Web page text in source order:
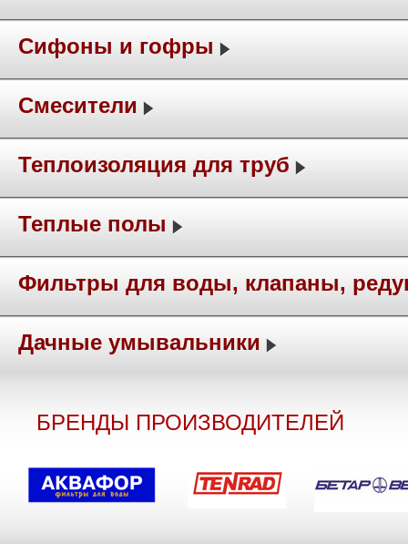
Сифоны и гофры
Смесители
Теплоизоляция для труб
Теплые полы
Фильтры для воды, клапаны,
Дачные умывальники
БРЕНДЫ ПРОИЗВОДИТЕЛЕЙ